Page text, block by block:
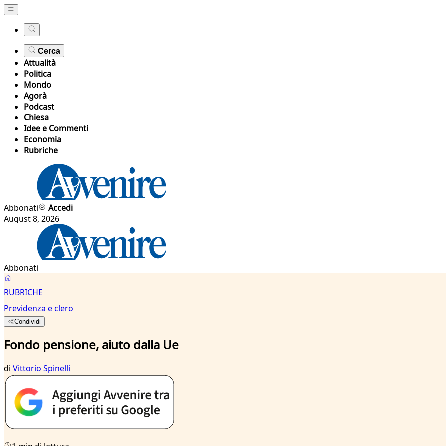
Cerca
Attualità
Politica
Mondo
Agorà
Podcast
Chiesa
Idee e Commenti
Economia
Rubriche
Abbonati
Accedi
August 8, 2026
Abbonati
RUBRICHE
Previdenza e clero
Condividi
Fondo pensione, aiuto dalla Ue
di Vittorio Spinelli